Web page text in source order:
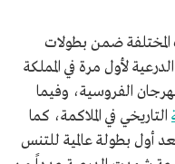
ضمن بطولات
لأول مرة في المملكة
الفروسية، وفيما
التاريخي في الملاكمة، كما
أول بطولة عالمية للتنس